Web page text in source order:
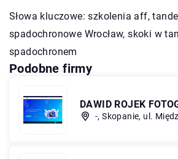
Słowa kluczowe: szkolenia aff,
spadochronowe Wrocław, skoki w
spadochronem
Podobne firmy
DAWID ROJEK
-, Skopanie, ul.